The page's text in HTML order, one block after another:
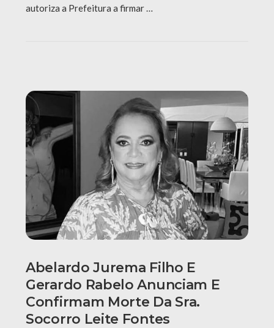
autoriza a Prefeitura a firmar …
Abelardo Jurema Filho E
Gerardo Rabelo Anunciam E
Confirmam Morte Da Sra.
Socorro Leite Fontes